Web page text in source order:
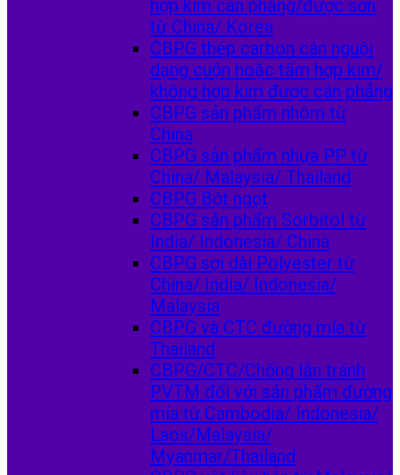
hợp kim cán phẳng/được sơn
từ China/ Korea
CBPG thép carbon cán nguội
dạng cuộn hoặc tấm hợp kim/
không hợp kim được cán phẳng
CBPG sản phẩm nhôm từ
China
CBPG sản phẩm nhựa PP từ
China/ Malaysia/ Thailand
CBPG Bột ngọt
CBPG sản phẩm Sorbitol từ
India/ Indonesia/ China
CBPG sợi dài Polyester từ
China/ India/ Indonesia/
Malaysia
CBPG và CTC đường mía từ
Thailand
CBPG/CTC/Chống lẫn tránh
PVTM đối với sản phẩm đường
mía từ Cambodia/ Indonesia/
Laos/Malaysia/
Myanmar/Thailand